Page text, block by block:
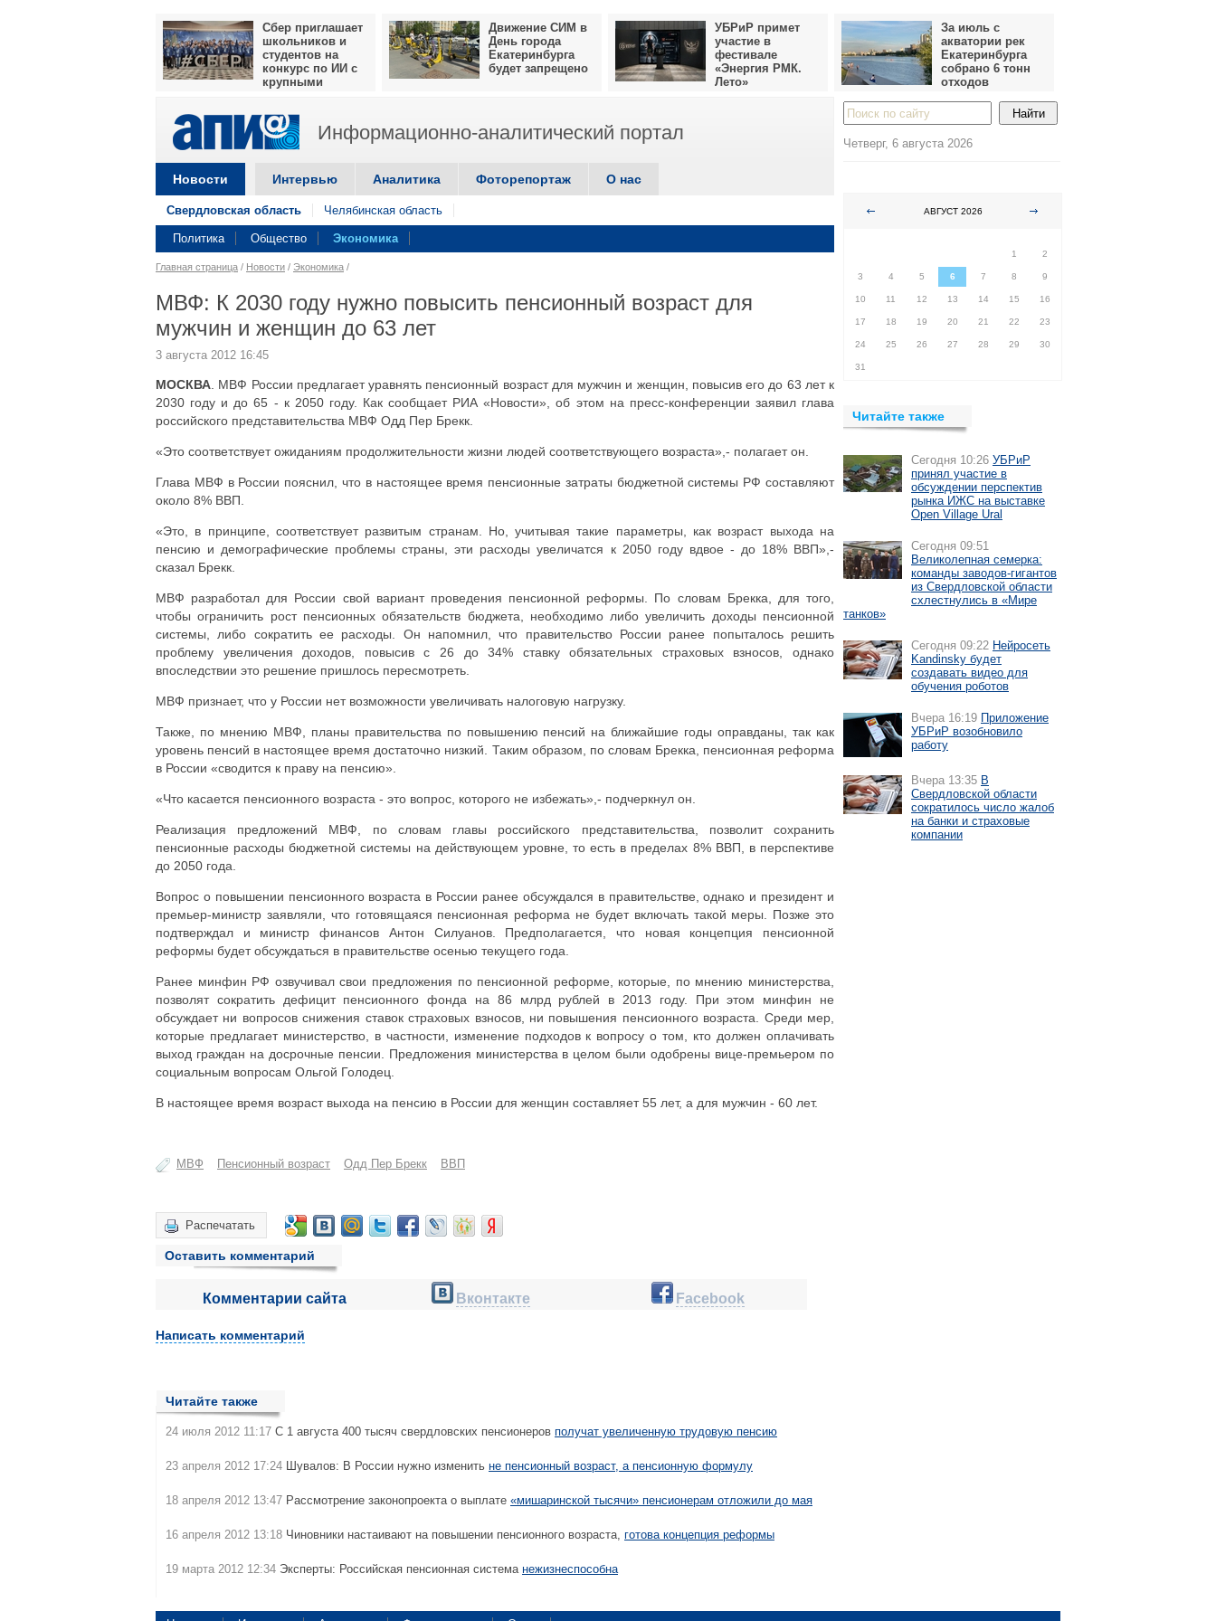
Сбер приглашает
школьников и
студентов на
конкурс по ИИ с
крупными
Движение СИМ в
День города
Екатеринбурга
будет запрещено
УБРиР примет
участие в
фестивале
«Энергия РМК.
Лето»
За июль с
акватории рек
Екатеринбурга
собрано 6 тонн
отходов
Информационно-аналитический портал
Новости Интервью Аналитика Фоторепортаж О нас
Свердловская область Челябинская область
Политика Общество Экономика
Главная страница / Новости / Экономика /
МВФ: К 2030 году нужно повысить пенсионный возраст для
мужчин и женщин до 63 лет
3 августа 2012 16:45
МОСКВА . МВФ России предлагает уравнять пенсионный возраст для мужчин и женщин, повысив его до 63 лет к
2030 году и до 65 - к 2050 году. Как сообщает РИА «Новости», об этом на пресс-конференции заявил глава
российского представительства МВФ Одд Пер Брекк.
«Это соответствует ожиданиям продолжительности жизни людей соответствующего возраста»,- полагает он.
Глава МВФ в России пояснил, что в настоящее время пенсионные затраты бюджетной системы РФ составляют
около 8% ВВП.
«Это, в принципе, соответствует развитым странам. Но, учитывая такие параметры, как возраст выхода на
пенсию и демографические проблемы страны, эти расходы увеличатся к 2050 году вдвое - до 18% ВВП»,-
сказал Брекк.
МВФ разработал для России свой вариант проведения пенсионной реформы. По словам Брекка, для того,
чтобы ограничить рост пенсионных обязательств бюджета, необходимо либо увеличить доходы пенсионной
системы, либо сократить ее расходы. Он напомнил, что правительство России ранее попыталось решить
проблему увеличения доходов, повысив с 26 до 34% ставку обязательных страховых взносов, однако
впоследствии это решение пришлось пересмотреть.
МВФ признает, что у России нет возможности увеличивать налоговую нагрузку.
Также, по мнению МВФ, планы правительства по повышению пенсий на ближайшие годы оправданы, так как
уровень пенсий в настоящее время достаточно низкий. Таким образом, по словам Брекка, пенсионная реформа
в России «сводится к праву на пенсию».
«Что касается пенсионного возраста - это вопрос, которого не избежать»,- подчеркнул он.
Реализация предложений МВФ, по словам главы российского представительства, позволит сохранить
пенсионные расходы бюджетной системы на действующем уровне, то есть в пределах 8% ВВП, в перспективе
до 2050 года.
Вопрос о повышении пенсионного возраста в России ранее обсуждался в правительстве, однако и президент и
премьер-министр заявляли, что готовящаяся пенсионная реформа не будет включать такой меры. Позже это
подтверждал и министр финансов Антон Силуанов. Предполагается, что новая концепция пенсионной
реформы будет обсуждаться в правительстве осенью текущего года.
Ранее минфин РФ озвучивал свои предложения по пенсионной реформе, которые, по мнению министерства,
позволят сократить дефицит пенсионного фонда на 86 млрд рублей в 2013 году. При этом минфин не
обсуждает ни вопросов снижения ставок страховых взносов, ни повышения пенсионного возраста. Среди мер,
которые предлагает министерство, в частности, изменение подходов к вопросу о том, кто должен оплачивать
выход граждан на досрочные пенсии. Предложения министерства в целом были одобрены вице-премьером по
социальным вопросам Ольгой Голодец.
В настоящее время возраст выхода на пенсию в России для женщин составляет 55 лет, а для мужчин - 60 лет.
МВФ Пенсионный возраст Одд Пер Брекк ВВП
Распечатать
Оставить комментарий
Комментарии сайта Вконтакте Facebook
Написать комментарий
Читайте также
24 июля 2012 11:17 С 1 августа 400 тысяч свердловских пенсионеров получат увеличенную трудовую пенсию
23 апреля 2012 17:24 Шувалов: В России нужно изменить не пенсионный возраст, а пенсионную формулу
18 апреля 2012 13:47 Рассмотрение законопроекта о выплате «мишаринской тысячи» пенсионерам отложили до мая
16 апреля 2012 13:18 Чиновники настаивают на повышении пенсионного возраста, готова концепция реформы
19 марта 2012 12:34 Эксперты: Российская пенсионная система нежизнеспособна
Четверг, 6 августа 2026
АВГУСТ 2026
1
2
3 4 5 6 7 8 9
10 11 12 13 14 15 16
17 18 19 20 21 22 23
24 25 26 27 28 29 30
31
Читайте также
Сегодня 10:26 УБРиР
принял участие в
обсуждении перспектив
рынка ИЖС на выставке
Open Village Ural
Сегодня 09:51
Великолепная семерка:
команды заводов-гигантов
из Свердловской области
схлестнулись в «Мире
танков»
Сегодня 09:22 Нейросеть
Kandinsky будет
создавать видео для
обучения роботов
Вчера 16:19 Приложение
УБРиР возобновило
работу
Вчера 13:35 В
Свердловской области
сократилось число жалоб
на банки и страховые
компании